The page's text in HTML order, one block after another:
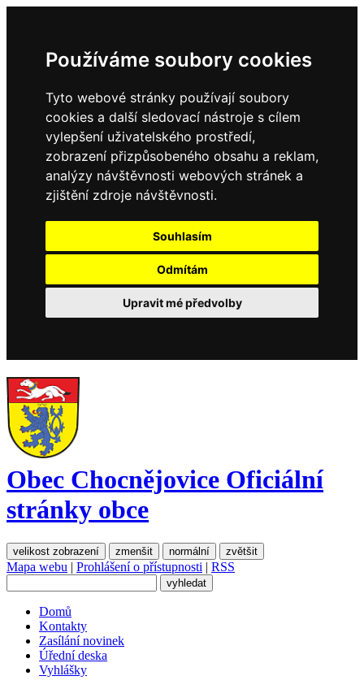
Používáme soubory cookies
Tyto webové stránky používají soubory
cookies a další sledovací nástroje s cílem
vylepšení uživatelského prostředí,
zobrazení přizpůsobeného obsahu a reklam,
analýzy návštěvnosti webových stránek a
zjištění zdroje návštěvnosti.
Souhlasím
Odmítám
Upravit mé předvolby
Obec Chocnějovice Oficiální
stránky obce
velikost zobrazení zmenšit normální zvětšit
Mapa webu | Prohlášení o přístupnosti | RSS
Domů
Kontakty
Zasílání novinek
Úřední deska
Vyhlášky